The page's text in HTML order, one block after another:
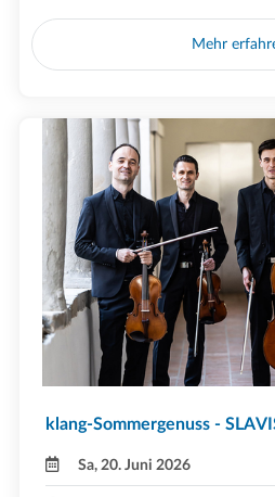
Mehr
klang-Sommergenuss -
Sa, 20. Juni 2026